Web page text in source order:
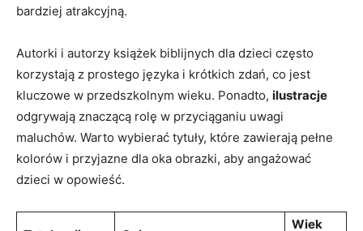
bardziej atrakcyjną.
Autorki i autorzy książek biblijnych dla dzieci często
korzystają z prostego języka i krótkich zdań, co jest
kluczowe w przedszkolnym wieku. Ponadto, ilustracje
odgrywają znaczącą rolę w przyciąganiu uwagi
maluchów. Warto wybierać tytuły, które zawierają pełne
kolorów i przyjazne dla oka obrazki, aby angażować
dzieci w opowieść.
Wiek